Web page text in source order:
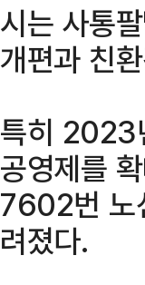
시는 사통
개편과 친
특히 2023
공영제를
7602번 노
려졌다.